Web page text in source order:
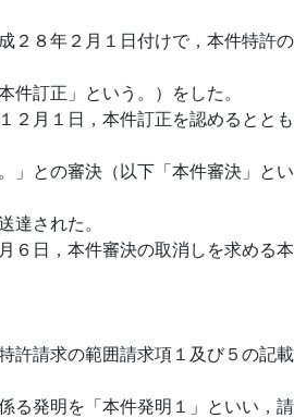
２８年２月１日付けで，本件特許の
件訂正」という。）をした。
２月１日，本件訂正を認めるととも
」との審決（以下「本件審決」とい
達された。
６日，本件審決の取消しを求める本
許請求の範囲請求項１及び５の記載
る発明を「本件発明１」といい，請